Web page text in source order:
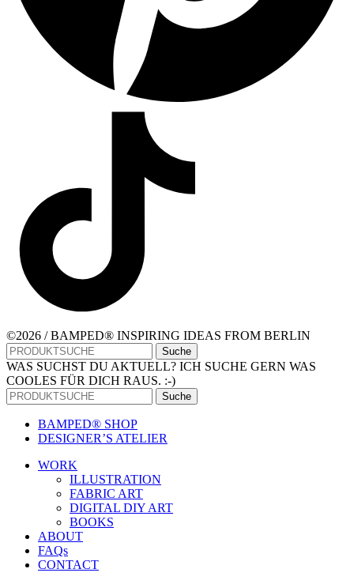
©2026 / BAMPED® INSPIRING IDEAS FROM BERLIN
Suche
WAS SUCHST DU AKTUELL? ICH SUCHE GERN WAS
COOLES FÜR DICH RAUS. :-)
Suche
BAMPED® SHOP
DESIGNER’S ATELIER
WORK
ILLUSTRATION
FABRIC ART
DIGITAL DIY ART
BOOKS
ABOUT
FAQs
CONTACT